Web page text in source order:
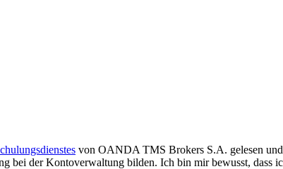
von OANDA TMS Brokers S.A. gelesen
der Kontoverwaltung bilden. Ich bin mir bewusst, dass